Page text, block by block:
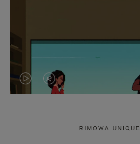
VIDEOVIDEO
RIMOWA UNIQUE